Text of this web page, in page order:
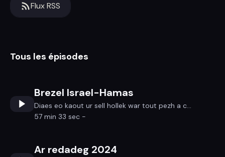
Flux RSS
Tous les épisodes
Brezel Israel-Hamas
Diaes eo kaout ur sell hollek war tout pezh a c...
57 min 33 sec -
Ar redadeg 2024